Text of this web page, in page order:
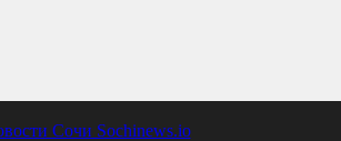
Сочи Sochinews.io